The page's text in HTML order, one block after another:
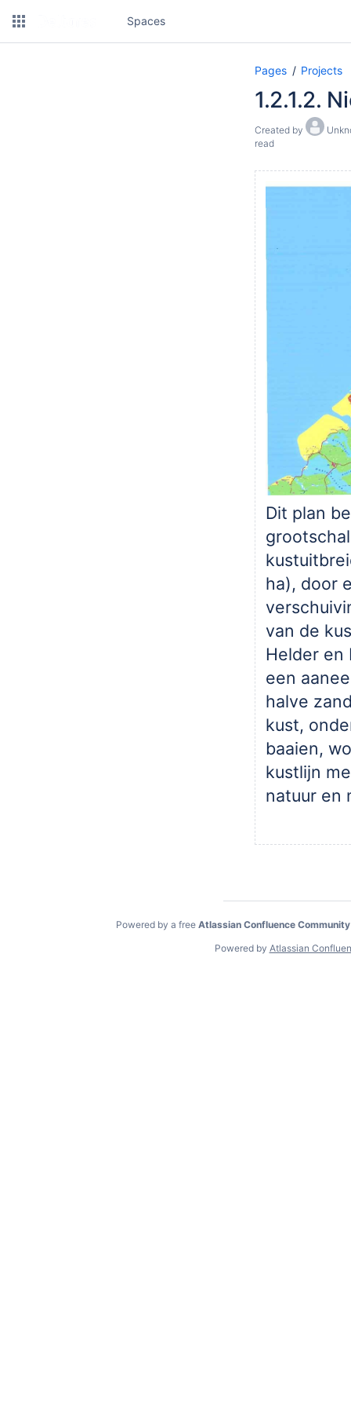
Spaces
Pages Projects
1.2.1.2.
Created by
read
Dit plan
ha), door
van de
Helder en
een
halve
kust,
baaien,
kustlijn
natuur en
Powered by a free Atlassian Confluence
Powered by Atlassian